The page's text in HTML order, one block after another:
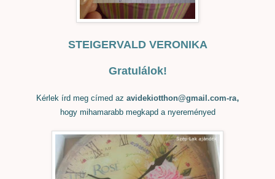
STEIGERVALD VERONIKA
Gratulálok!
Kérlek írd meg címed az avidekiotthon@gmail.com-ra,
hogy mihamarabb megkapd a nyereményed